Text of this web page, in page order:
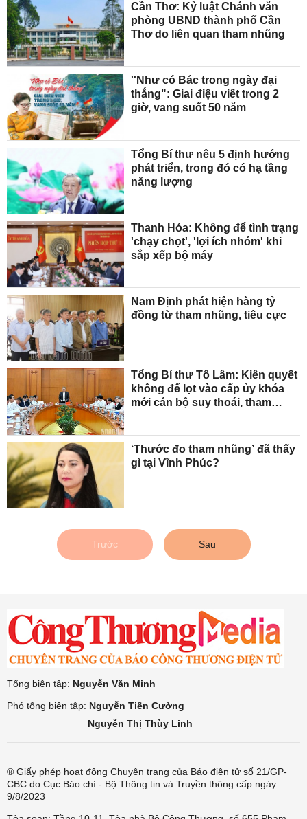
Cần Thơ: Kỷ luật Chánh văn
phòng UBND thành phố Cần
Thơ do liên quan tham nhũng
''Như có Bác trong ngày đại
thắng": Giai điệu viết trong 2
giờ, vang suốt 50 năm
Tổng Bí thư nêu 5 định hướng
phát triển, trong đó có hạ tầng
năng lượng
Thanh Hóa: Không để tình trạng
'chạy chọt', 'lợi ích nhóm' khi
sắp xếp bộ máy
Nam Định phát hiện hàng tỷ
đồng từ tham nhũng, tiêu cực
Tổng Bí thư Tô Lâm: Kiên quyết
không để lọt vào cấp ủy khóa
mới cán bộ suy thoái, tham
‘Thước đo tham nhũng’ đã thấy
gì tại Vĩnh Phúc?
Trước Sau
Tổng biên tập: Nguyễn Văn Minh
Phó tổng biên tập: Nguyễn Tiến Cường
Nguyễn Thị Thùy Linh
® Giấy phép hoạt động Chuyên trang của Báo điện tử số 21/GP-
CBC do Cục Báo chí - Bộ Thông tin và Truyền thông cấp ngày
9/8/2023